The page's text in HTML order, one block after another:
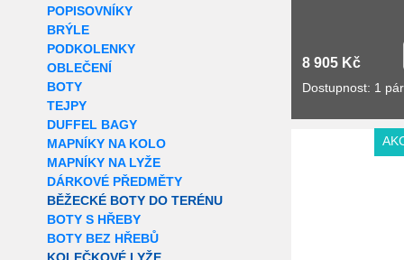
POPISOVNÍKY
BRÝLE
PODKOLENKY
OBLEČENÍ
BOTY
TEJPY
DUFFEL BAGY
MAPNÍKY NA KOLO
MAPNÍKY NA LYŽE
DÁRKOVÉ PŘEDMĚTY
BĚŽECKÉ BOTY DO TERÉNU
BOTY S HŘEBY
BOTY BEZ HŘEBŮ
8 905 Kč
Dostupnost: 1